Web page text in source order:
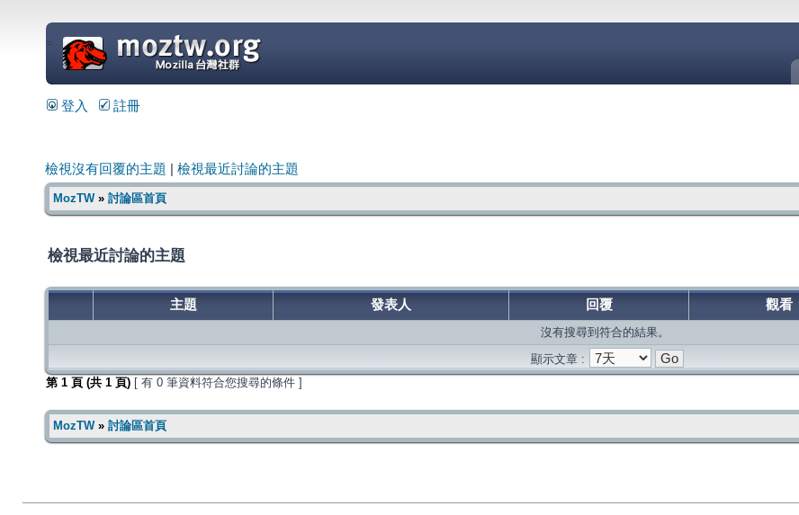
=
登入 註冊
檢視沒有回覆的主題 檢視最近討論的主題
MozTW» 討論區首頁
檢視最近討論的主題
主題 發表人 回覆 觀看
沒有搜尋到符合的結果。
顯示文章 :
第 1 頁 (共 1 頁) [ 有 0 筆資料符合您搜尋的條件 ]
MozTW» 討論區首頁